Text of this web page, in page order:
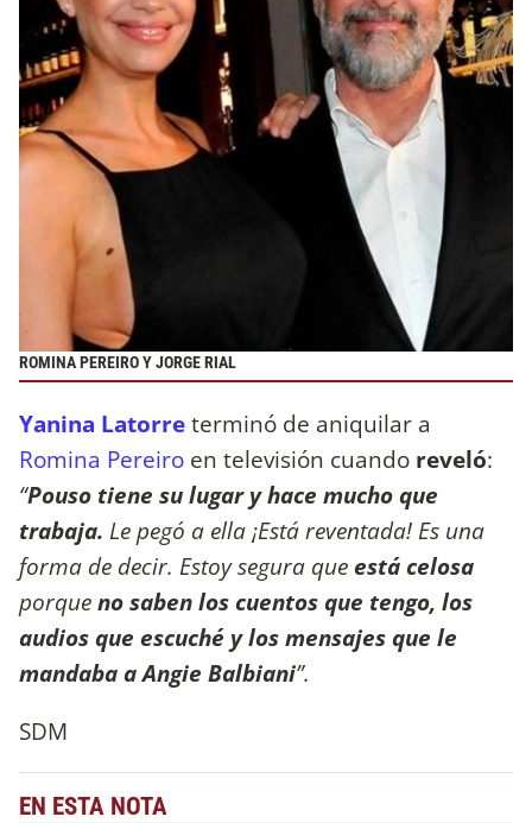
ROMINA PEREIRO Y JORGE RIAL
Yanina Latorreterminó de aniquilar a
Romina Pereiro en televisión cuando reveló:
“Pouso tiene su lugar y hace mucho que
trabaja. Le pegó a ella ¡Está reventada! Es una
forma de decir. Estoy segura queestá celosa
porqueno saben los cuentos que tengo, los
audios que escuché y los mensajes que le
mandaba a Angie Balbiani”.
SDM
EN ESTA NOTA